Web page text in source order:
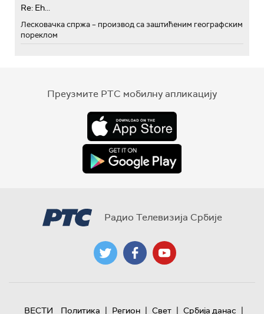
Re: Eh...
Лесковачка спржа – производ са заштићеним географским
пореклом
Преузмите РТС мобилну апликацију
Радио Телевизија Србије
ВЕСТИ Политика | Регион | Свет | Србија данас |